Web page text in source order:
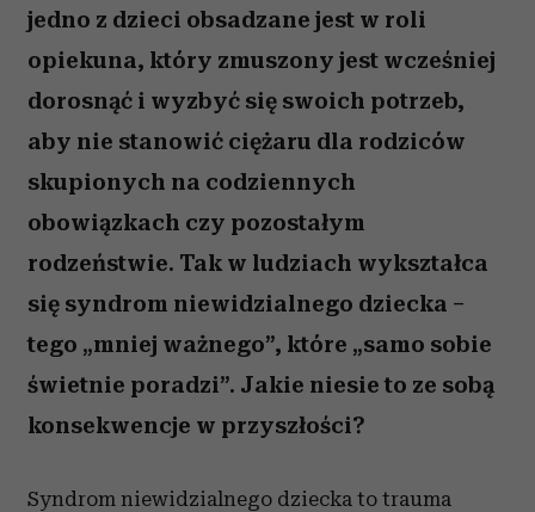
jedno z dzieci obsadzane jest w roli
opiekuna, który zmuszony jest wcześniej
dorosnąć i wyzbyć się swoich potrzeb,
aby nie stanowić ciężaru dla rodziców
skupionych na codziennych
obowiązkach czy pozostałym
rodzeństwie. Tak w ludziach wykształca
się syndrom niewidzialnego dziecka –
tego „mniej ważnego”, które „samo sobie
świetnie poradzi”. Jakie niesie to ze sobą
konsekwencje w przyszłości?
Syndrom niewidzialnego dziecka to trauma